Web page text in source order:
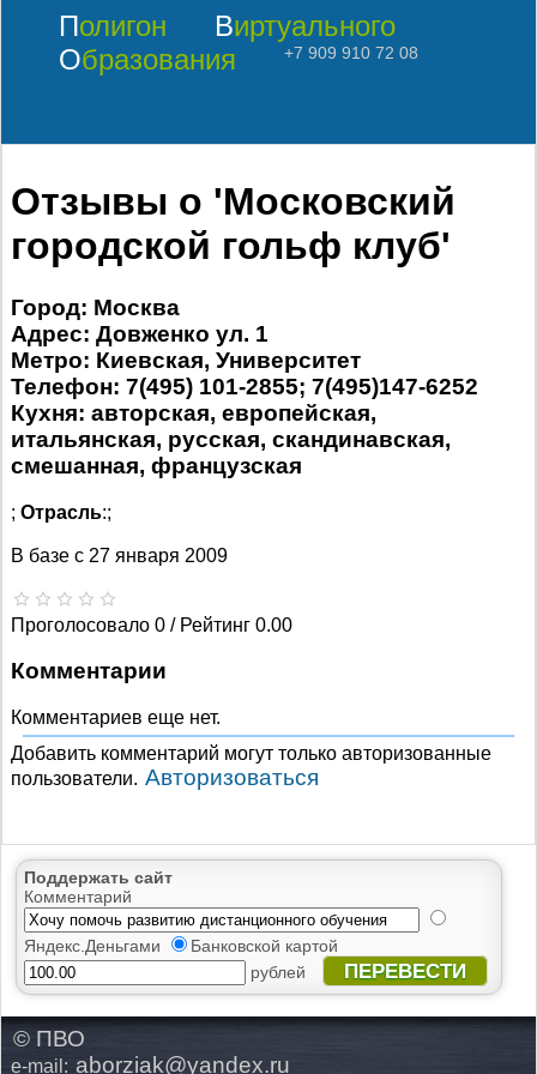
Полигон
Виртуального
Образования
+7 909 910 72 08
Отзывы о 'Московский
городской гольф клуб'
Город: Москва
Адрес: Довженко ул. 1
Метро: Киевская, Университет
Телефон: 7(495) 101-2855; 7(495)147-6252
Кухня: авторская, европейская,
итальянская, русская, скандинавская,
смешанная, французская
; Отрасль:;
В базе с 27 января 2009
Проголосовало 0 / Рейтинг 0.00
Комментарии
Комментариев еще нет.
Добавить комментарий могут только авторизованные
пользователи. Авторизоваться
Поддержать сайт
Комментарий
Яндекс.Деньгами
Банковской картой
рублей
ПЕРЕВЕСТИ
© ПВО
e-mail: aborziak@yandex.ru